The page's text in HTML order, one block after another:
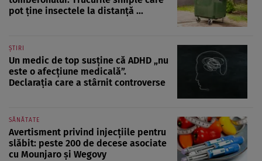
pot ține insectele la distanță ...
ȘTIRI
Un medic de top susține că ADHD „nu
este o afecțiune medicală”.
Declarația care a stârnit controverse
SĂNĂTATE
Avertisment privind injecțiile pentru
slăbit: peste 200 de decese asociate
cu Mounjaro și Wegovy